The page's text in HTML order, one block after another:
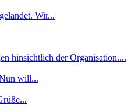
Wir...
hinsichtlich der Organisation....
will...